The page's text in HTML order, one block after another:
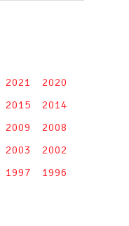
2021
2020
2015
2014
2009
2008
2003
2002
1997 1996